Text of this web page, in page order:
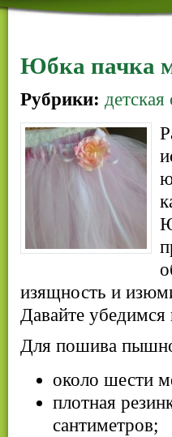
Юбка пачка
Рубрики:
изящность и
Давайте убедимся
Для пошива
около шести
плотная
сантиметров;